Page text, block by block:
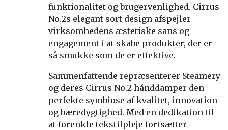
funktionalitet og brugervenlighed. Cirrus
No.2s elegant sort design afspejler
virksomhedens æstetiske sans og
engagement i at skabe produkter, der er
så smukke som de er effektive.
Sammenfattende repræsenterer Steamery
og deres Cirrus No.2 hånddamper den
perfekte symbiose af kvalitet, innovation
og bæredygtighed. Med en dedikation til
at forenkle tekstilpleje fortsætter